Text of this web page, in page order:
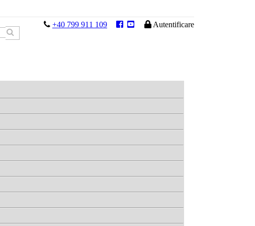
 +40 799 911 109    Autentificare